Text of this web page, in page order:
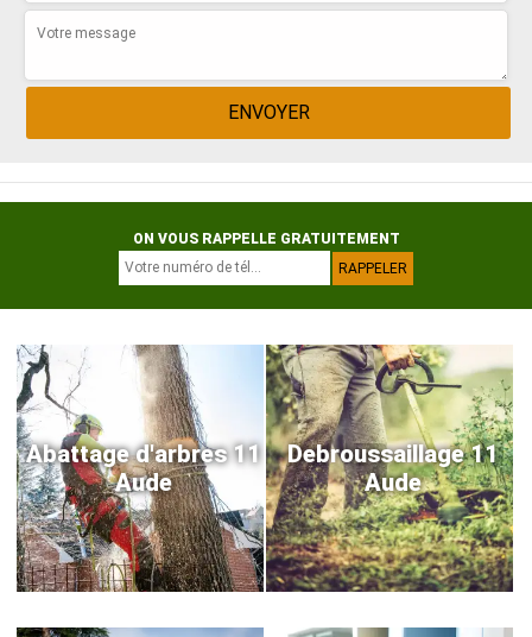
ON VOUS RAPPELLE GRATUITEMENT
Abattage d'arbres 11
Aude
Debroussaillage 11
Aude